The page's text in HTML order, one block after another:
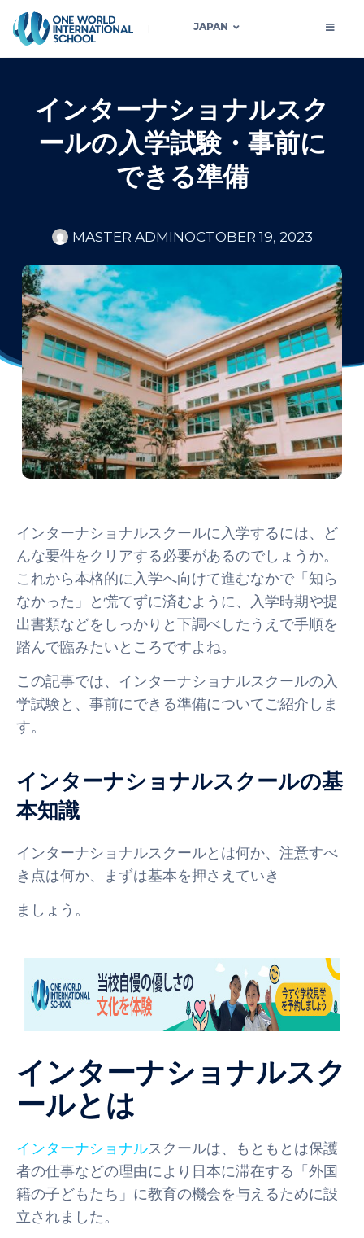
JAPAN
インターナショナルスク
ールの入学試験・事前に
できる準備
MASTER ADMINOCTOBER 19, 2023
インターナショナルスクールに入学するには、ど
んな要件をクリアする必要があるのでしょうか。
これから本格的に入学へ向けて進むなかで「知ら
なかった」と慌てずに済むように、入学時期や提
出書類などをしっかりと下調べしたうえで手順を
踏んで臨みたいところですよね。
この記事では、インターナショナルスクールの入
学試験と、事前にできる準備についてご紹介しま
す。
インターナショナルスクールの基
本知識
インターナショナルスクールとは何か、注意すべ
き点は何か、まずは基本を押さえていき
ましょう。
インターナショナルスク
ールとは
インターナショナルスクールは、もともとは保護
者の仕事などの理由により日本に滞在する「外国
籍の子どもたち」に教育の機会を与えるために設
立されました。